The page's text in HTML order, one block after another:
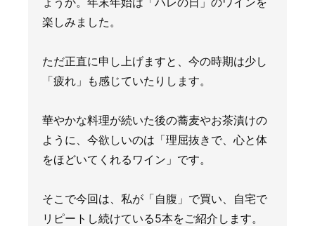
楽しみました。
ただ正直に申し上げますと、今の時期は少し
「疲れ」も感じていたりします。
華やかな料理が続いた後の蕎麦やお茶漬けの
ように、今欲しいのは「理屈抜きで、心と体
をほどいてくれるワイン」です。
そこで今回は、私が「自腹」で買い、自宅で
リピートし続けている5本をご紹介します。